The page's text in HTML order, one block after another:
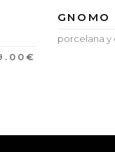
€
GNOMO
porcelana y